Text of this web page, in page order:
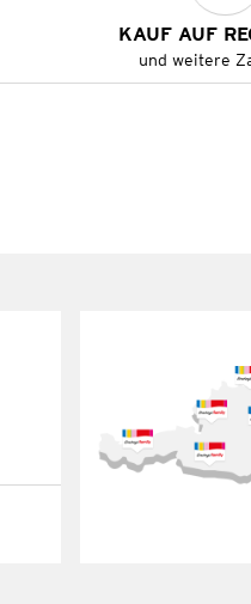
KAUF AUF
und weitere